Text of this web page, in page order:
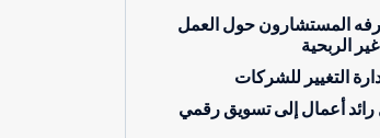
المستشارون حول العمل
الربحية
التغيير للشركات
رائد أعمال إلى تسويق رقمي